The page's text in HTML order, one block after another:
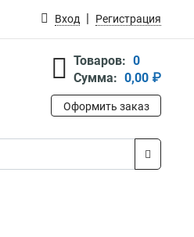
Вход Регистрация
Товаров: 0
Сумма: 0,00 ₽
Оформить заказ